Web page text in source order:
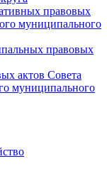
правовых
муниципального
правовых
актов Совета
муниципального